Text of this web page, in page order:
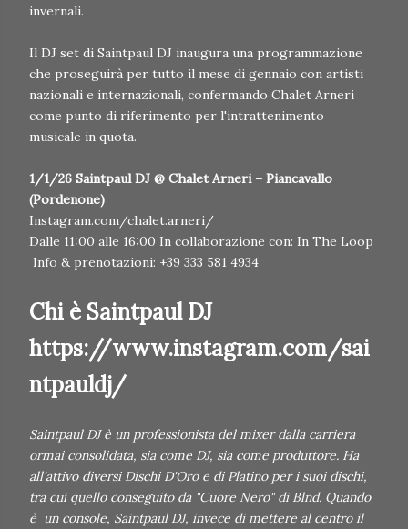
invernali.
Il DJ set di Saintpaul DJ inaugura una programmazione
che proseguirà per tutto il mese di gennaio con artisti
nazionali e internazionali, confermando Chalet Arneri
come punto di riferimento per l'intrattenimento
musicale in quota.
1/1/26 Saintpaul DJ @ Chalet Arneri – Piancavallo
(Pordenone)
Instagram.com/chalet.arneri/
Dalle 11:00 alle 16:00 In collaborazione con: In The Loop
Info & prenotazioni: +39 333 581 4934
Chi è Saintpaul DJ
https://www.instagram.com/sai
ntpauldj/
Saintpaul DJ è un professionista del mixer dalla carriera
ormai consolidata, sia come DJ, sia come produttore. Ha
all'attivo diversi Dischi D'Oro e di Platino per i suoi dischi,
tra cui quello conseguito da "Cuore Nero" di Blnd. Quando
è un console, Saintpaul DJ, invece di mettere al centro il